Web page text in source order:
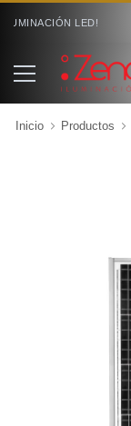
LED!
Inicio Productos